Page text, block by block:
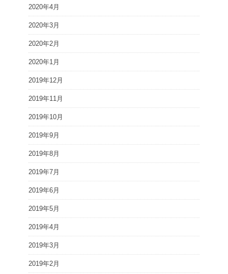
2020年4月
2020年3月
2020年2月
2020年1月
2019年12月
2019年11月
2019年10月
2019年9月
2019年8月
2019年7月
2019年6月
2019年5月
2019年4月
2019年3月
2019年2月